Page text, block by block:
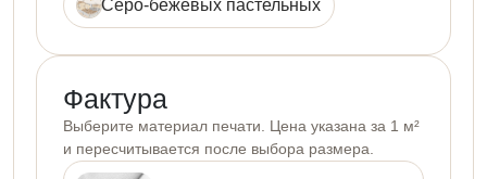
Серо-бежевых пастельных
Фактура
Выберите материал печати. Цена указана за 1 м²
и пересчитывается после выбора размера.